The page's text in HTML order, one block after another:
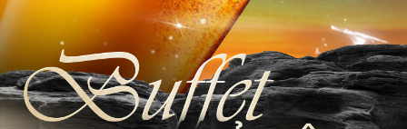
MỘT NHỊP CA,
MUÔN SẮC VUI